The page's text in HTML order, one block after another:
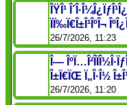
ÎŸÎ¹
ÏÏ‰Ï€Î±Î¹ÎºÎ¬
26/7/2026, 11:23
Î—
Î±Ï€ÏŒ Ï„Î·Î½
26/7/2026, 11:20